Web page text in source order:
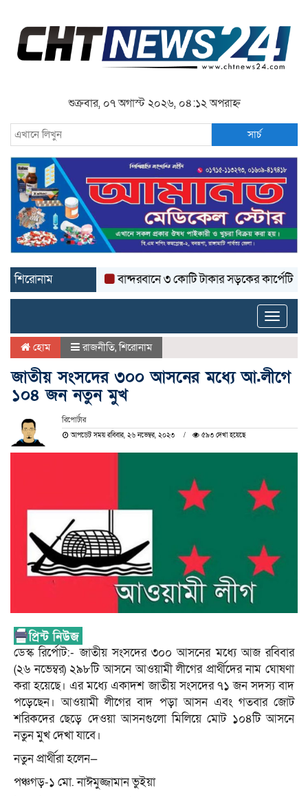
শুক্রবার, ০৭ অগাস্ট ২০২৬, ০৪:১২ অপরাহ্ন
সার্চ
শিরোনাম বান্দরবানে ৩ কোটি টাকার সড়কের কার্পেটিং উঠে
Toggle
হোম রাজনীতি,শিরোনাম
জাতীয় সংসদের ৩০০ আসনের মধ্যে আ.লীগে
১০৪ জন নতুন মুখ
রিপোর্টার
আপডেট সময় রবিবার, ২৬ নভেম্বর, ২০২৩ ৫৯৩ দেখা হয়েছে
ডেস্ক রির্পোট:- জাতীয় সংসদের ৩০০ আসনের মধ্যে আজ রবিবার
(২৬ নভেম্বর) ২৯৮টি আসনে আওয়ামী লীগের প্রার্থীদের নাম ঘোষণা
করা হয়েছে। এর মধ্যে একাদশ জাতীয় সংসদের ৭১ জন সদস্য বাদ
পড়েছেন। আওয়ামী লীগের বাদ পড়া আসন এবং গতবার জোট
শরিকদের ছেড়ে দেওয়া আসনগুলো মিলিয়ে মোট ১০৪টি আসনে
নতুন মুখ দেখা যাবে।
নতুন প্রার্থীরা হলেন—
পঞ্চগড়-১ মো. নাঈমুজ্জামান ভুইয়া